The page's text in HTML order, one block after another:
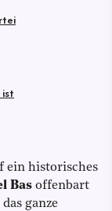
ist
ein historisches
Bas offenbart
ganze